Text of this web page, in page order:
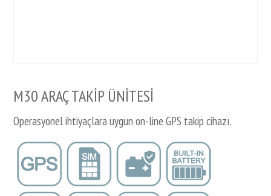
M30 ARAÇ TAKİP ÜNİTESİ
Operasyonel ihtiyaçlara uygun on-line GPS takip cihazı.